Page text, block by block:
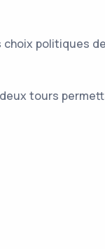
politiques
tours